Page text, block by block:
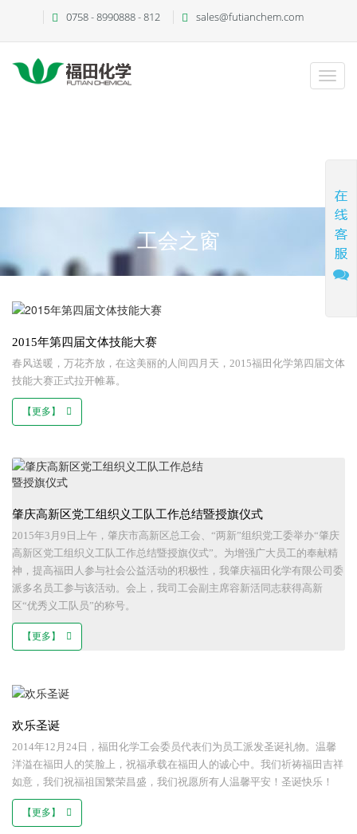
太阳成tyc234cc(集团)官网-
Light the Sky
0758 - 8990888 - 812 sales@futianchem.com
工会之窗
2015年第四届文体技能大赛
春风送暖，万花齐放，在这美丽的人间四月天，2015福田化学第四届文体
技能大赛正式拉开帷幕。
【更多】
肇庆高新区党工组织义工队工作总结暨授旗仪式
2015年3月9日上午，肇庆市高新区总工会、“两新”组织党工委举办“肇庆
高新区党工组织义工队工作总结暨授旗仪式”。为增强广大员工的奉献精
神，提高福田人参与社会公益活动的积极性，我肇庆福田化学有限公司委
派多名员工参与该活动。会上，我司工会副主席容新活同志获得高新
区“优秀义工队员”的称号。
【更多】
欢乐圣诞
2014年12月24日，福田化学工会委员代表们为员工派发圣诞礼物。温馨
洋溢在福田人的笑脸上，祝福承载在福田人的诚心中。我们祈祷福田吉祥
如意，我们祝福祖国繁荣昌盛，我们祝愿所有人温馨平安！圣诞快乐！
【更多】